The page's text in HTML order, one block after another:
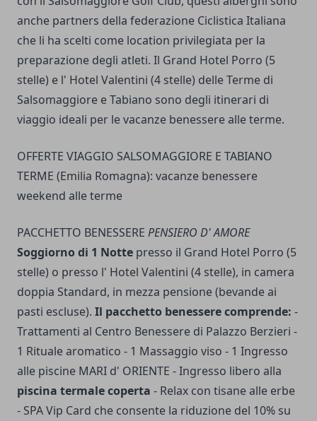
anche partners della federazione Ciclistica Italiana
che li ha scelti come location privilegiata per la
preparazione degli atleti. Il Grand Hotel Porro (5
stelle) e l' Hotel Valentini (4 stelle) delle Terme di
Salsomaggiore e Tabiano sono degli itinerari di
viaggio ideali per le vacanze benessere alle terme.
OFFERTE VIAGGIO SALSOMAGGIORE E TABIANO
TERME (Emilia Romagna): vacanze benessere
weekend alle terme
PACCHETTO BENESSERE PENSIERO D' AMORE
Soggiorno di 1 Notte presso il Grand Hotel Porro (5
stelle) o presso l' Hotel Valentini (4 stelle), in camera
doppia Standard, in mezza pensione (bevande ai
pasti escluse). Il pacchetto benessere comprende: -
Trattamenti al Centro Benessere di Palazzo Berzieri -
1 Rituale aromatico - 1 Massaggio viso - 1 Ingresso
alle piscine MARI d' ORIENTE - Ingresso libero alla
piscina termale coperta - Relax con tisane alle erbe
- SPA Vip Card che consente la riduzione del 10% su